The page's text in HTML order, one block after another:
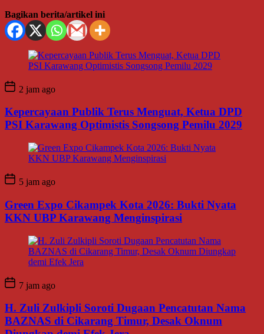
Bagikan berita/artikel ini
2 jam ago
Kepercayaan Publik Terus Menguat, Ketua DPD
PSI Karawang Optimistis Songsong Pemilu 2029
5 jam ago
Green Expo Cikampek Kota 2026: Bukti Nyata
KKN UBP Karawang Menginspirasi
7 jam ago
H. Zuli Zulkipli Soroti Dugaan Pencatutan Nama
BAZNAS di Cikarang Timur, Desak Oknum